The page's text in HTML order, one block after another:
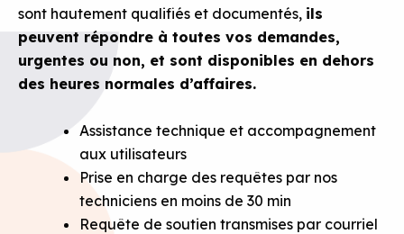
sont hautement qualifiés et documentés, ils
peuvent répondre à toutes vos demandes,
urgentes ou non, et sont disponibles en dehors
des heures normales d’affaires.
Assistance technique et accompagnement
aux utilisateurs
Prise en charge des requêtes par nos
techniciens en moins de 30 min
Requête de soutien transmises par courriel